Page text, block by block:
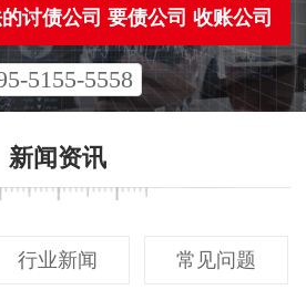
讨债公司 要债公司 收账公司
5155-5558
新闻资讯
行业新闻 常见问题